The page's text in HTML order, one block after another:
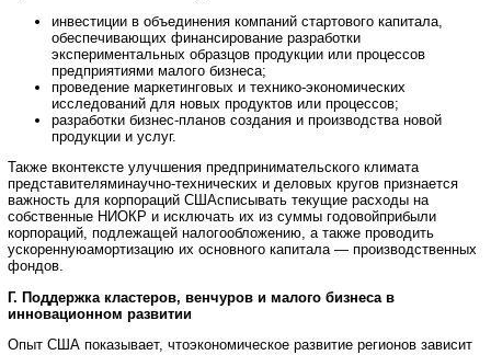
инвестиции в объединения компаний стартового капитала,
обеспечивающих финансирование разработки
экспериментальных образцов продукции или процессов
предприятиями малого бизнеса;
проведение маркетинговых и технико-экономических
исследований для новых продуктов или процессов;
разработки бизнес-планов создания и производства новой
продукции и услуг.
Также вконтексте улучшения предпринимательского климата
представителяминаучно-технических и деловых кругов признается
важность для корпораций СШАсписывать текущие расходы на
собственные НИОКР и исключать их из суммы годовойприбыли
корпораций, подлежащей налогообложению, а также проводить
ускореннуюамортизацию их основного капитала — производственных
фондов.
Г. Поддержка кластеров, венчуров и малого бизнеса в
инновационном развитии
Опыт США показывает, чтоэкономическое развитие регионов зависит